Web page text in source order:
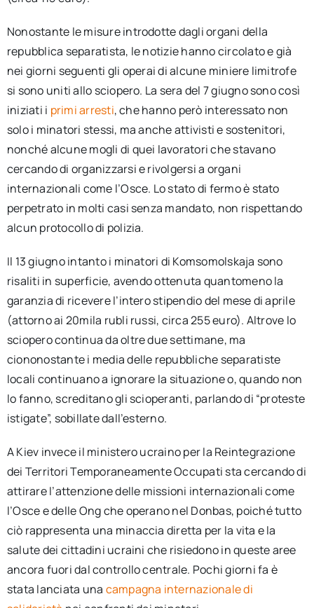
Nonostante le misure introdotte dagli organi della
repubblica separatista, le notizie hanno circolato e già
nei giorni seguenti gli operai di alcune miniere limitrofe
si sono uniti allo sciopero. La sera del 7 giugno sono così
iniziati i primi arresti, che hanno però interessato non
solo i minatori stessi, ma anche attivisti e sostenitori,
nonché alcune mogli di quei lavoratori che stavano
cercando di organizzarsi e rivolgersi a organi
internazionali come l’Osce. Lo stato di fermo è stato
perpetrato in molti casi senza mandato, non rispettando
alcun protocollo di polizia.
Il 13 giugno intanto i minatori di Komsomolskaja sono
risaliti in superficie, avendo ottenuta quantomeno la
garanzia di ricevere l’intero stipendio del mese di aprile
(attorno ai 20mila rubli russi, circa 255 euro). Altrove lo
sciopero continua da oltre due settimane, ma
ciononostante i media delle repubbliche separatiste
locali continuano a ignorare la situazione o, quando non
lo fanno, screditano gli scioperanti, parlando di “proteste
istigate”, sobillate dall’esterno.
A Kiev invece il ministero ucraino per la Reintegrazione
dei Territori Temporaneamente Occupati sta cercando di
attirare l’attenzione delle missioni internazionali come
l’Osce e delle Ong che operano nel Donbas, poiché tutto
ciò rappresenta una minaccia diretta per la vita e la
salute dei cittadini ucraini che risiedono in queste aree
ancora fuori dal controllo centrale. Pochi giorni fa è
stata lanciata una campagna internazionale di